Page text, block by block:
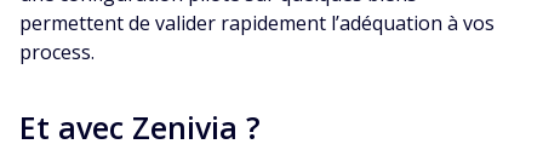
permettent de valider rapidement l’adéquation à vos
process.
Et avec Zenivia ?